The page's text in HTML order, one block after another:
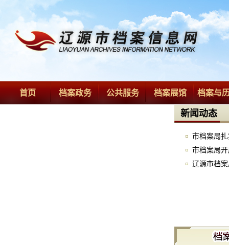
首页 档案政务 公共服务 档案展馆 档案与
新闻动态
市档案局
市档案局
辽源市档